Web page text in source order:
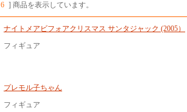
6 ] 商品を表示しています。
ナイトメアビフォアクリスマス サンタジャック (2005）
フィギュア
プレモル子ちゃん
フィギュア